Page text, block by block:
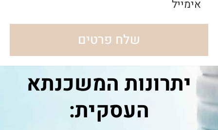
שלח פרטים
יתרונות המשכנתא
העסקית: